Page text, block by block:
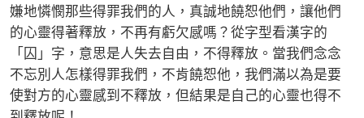
嫌地憐憫那些得罪我們的人，真誠地饒恕他們，讓他們
的心靈得著釋放，不再有虧欠感嗎？從字型看漢字的
「囚」字，意思是人失去自由，不得釋放。當我們念念
不忘別人怎樣得罪我們，不肯饒恕他，我們滿以為是要
使對方的心靈感到不釋放，但結果是自己的心靈也得不